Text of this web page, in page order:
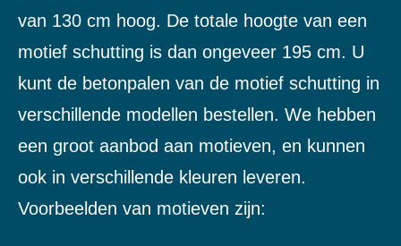
van 130 cm hoog. De totale hoogte van een
motief schutting is dan ongeveer 195 cm. U
kunt de betonpalen van de motief schutting in
verschillende modellen bestellen. We hebben
een groot aanbod aan motieven, en kunnen
ook in verschillende kleuren leveren.
Voorbeelden van motieven zijn: